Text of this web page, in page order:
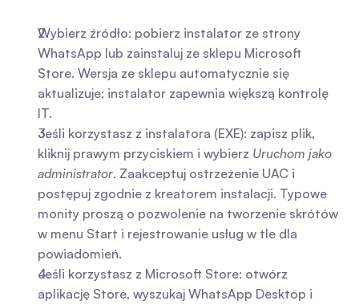
Wybierz źródło: pobierz instalator ze strony
WhatsApp lub zainstaluj ze sklepu Microsoft
Store. Wersja ze sklepu automatycznie się
aktualizuje; instalator zapewnia większą kontrolę
IT.
Jeśli korzystasz z instalatora (EXE): zapisz plik,
kliknij prawym przyciskiem i wybierz Uruchom jako
administrator. Zaakceptuj ostrzeżenie UAC i
postępuj zgodnie z kreatorem instalacji. Typowe
monity proszą o pozwolenie na tworzenie skrótów
w menu Start i rejestrowanie usług w tle dla
powiadomień.
Jeśli korzystasz z Microsoft Store: otwórz
aplikację Store, wyszukaj WhatsApp Desktop i